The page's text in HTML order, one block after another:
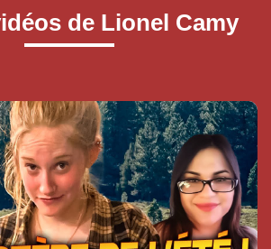
de Lionel Camy